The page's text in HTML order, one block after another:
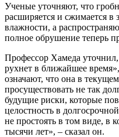
Ученые уточняют, что
расширяется и сжимается в
влажности, а
полное обрушение теперь
Профессор Хамеда
рухнет в ближайшее
означают, что она в
просуществовать не так
будущие риски, которые
целостность в
не простоять в том виде, в
тысячи лет», – сказал он.